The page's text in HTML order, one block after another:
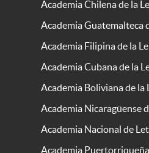
Academia Chilena de la
Academia Guatemalteca
Academia Filipina de la
Academia Cubana de la
Academia Boliviana de la
Academia Nicaragüense
Academia Nacional de
Academia